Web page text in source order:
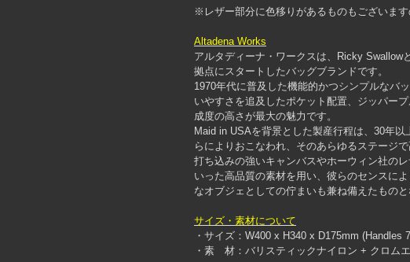
※レザー部分に色移りがあるものもございます
Altadena Works
アルタディーナ・ワークスは、Ricky Swallow
拠点にスタートしたバッグブランドです。
1970年代に普及した機能的かつシンプルなバ
いやすさを追及したポケット配置、ジッパー
成度の高さが最大の魅力です。
Maid in USAを背景とした製産行程は、30年
らによりおこなわれ、そのあらゆるステージ
打ち込みの強いキャンバスやホーウィン社の
いった高品質の素材を用い、彼らのセンスに
なオブジェとしての佇まいも兼ね備えたものと
サイズ・素材について
・サイズ：W400 x H340 x D175mm (Handles
・素 材：バリスティックナイロン + クロム